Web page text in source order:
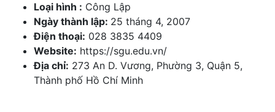
Loại hình : Công Lập
Ngày thành lập: 25 tháng 4, 2007
Điện thoại: 028 3835 4409
Website: https://sgu.edu.vn/
Địa chỉ: 273 An D. Vương, Phường 3, Quận 5,
Thành phố Hồ Chí Minh